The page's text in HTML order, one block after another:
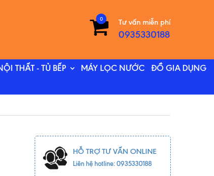
Tư vấn miễn phí
0935330188
0
THẤT - TỦ BẾP MÁY LỌC NƯỚC
ĐỒ GIA DỤNG
HỖ TRỢ TƯ VẤN ONLINE
Liên hệ hotline: 0935330188